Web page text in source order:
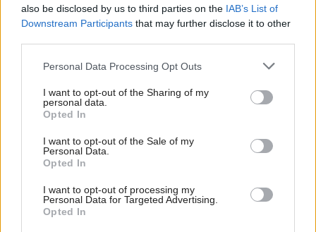
also be disclosed by us to third parties on the IAB’s List of
Downstream Participants that may further disclose it to other
Please note that this website/app uses one or more Google
not limited to your visit or usage behaviour. You may click to
grant or deny consent to Google and its third-party tags to
use your data for below specified purposes in below Google
consent section.
Personal Data Processing Opt Outs
I want to opt-out of the Sharing of my
personal data.
Opted In
I want to opt-out of the Sale of my
Personal Data.
Opted In
I want to opt-out of processing my
Personal Data for Targeted Advertising.
Opted In
Kategória: Návšteva
Tagy: Japonsko
rodinný dom
Zdieľať článok